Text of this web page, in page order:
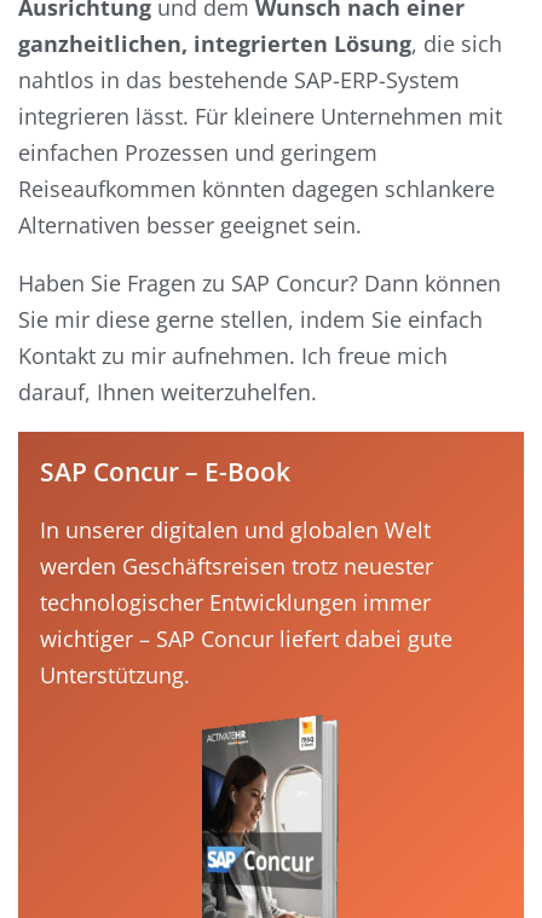
Ausrichtung und dem Wunsch nach einer
ganzheitlichen, integrierten Lösung, die sich
nahtlos in das bestehende SAP-ERP-System
integrieren lässt. Für kleinere Unternehmen mit
einfachen Prozessen und geringem
Reiseaufkommen könnten dagegen schlankere
Alternativen besser geeignet sein.
Haben Sie Fragen zu SAP Concur? Dann können
Sie mir diese gerne stellen, indem Sie einfach
Kontakt zu mir aufnehmen. Ich freue mich
darauf, Ihnen weiterzuhelfen.
SAP Concur – E-Book
In unserer digitalen und globalen Welt
werden Geschäftsreisen trotz neuester
technologischer Entwicklungen immer
wichtiger – SAP Concur liefert dabei gute
Unterstützung.